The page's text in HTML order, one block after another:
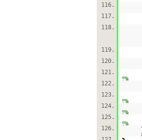
116.
117.
118.
119.
120.
121.
122.
123.
124.
125.
126.